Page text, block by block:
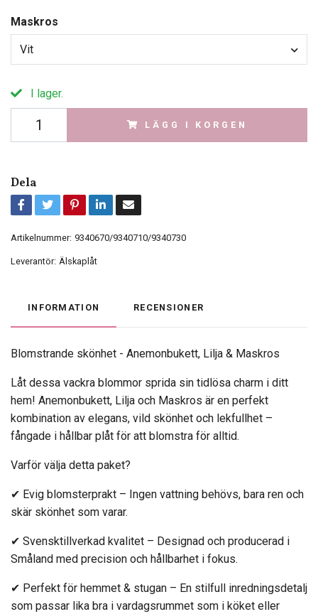
Maskros
Vit
I lager.
LÄGG I KORGEN
Dela
Artikelnummer: 9340670/9340710/9340730
Leverantör: Älskaplåt
INFORMATION RECENSIONER
Blomstrande skönhet - Anemonbukett, Lilja & Maskros
Låt dessa vackra blommor sprida sin tidlösa charm i ditt
hem! Anemonbukett, Lilja och Maskros är en perfekt
kombination av elegans, vild skönhet och lekfullhet –
fångade i hållbar plåt för att blomstra för alltid.
Varför välja detta paket?
✔ Evig blomsterprakt – Ingen vattning behövs, bara ren och
skär skönhet som varar.
✔ Svensktillverkad kvalitet – Designad och producerad i
Småland med precision och hållbarhet i fokus.
✔ Perfekt för hemmet & stugan – En stilfull inredningsdetalj
som passar lika bra i vardagsrummet som i köket eller